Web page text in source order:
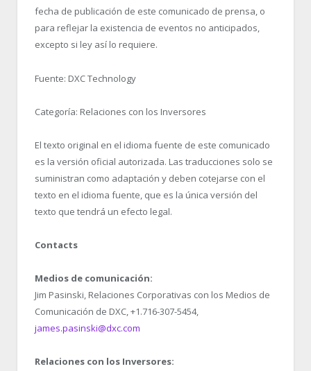
fecha de publicación de este comunicado de prensa, o
para reflejar la existencia de eventos no anticipados,
excepto si ley así lo requiere.
Fuente: DXC Technology
Categoría: Relaciones con los Inversores
El texto original en el idioma fuente de este comunicado
es la versión oficial autorizada. Las traducciones solo se
suministran como adaptación y deben cotejarse con el
texto en el idioma fuente, que es la única versión del
texto que tendrá un efecto legal.
Contacts
Medios de comunicación:
Jim Pasinski, Relaciones Corporativas con los Medios de
Comunicación de DXC, +1.716-307-5454,
james.pasinski@dxc.com
Relaciones con los Inversores: